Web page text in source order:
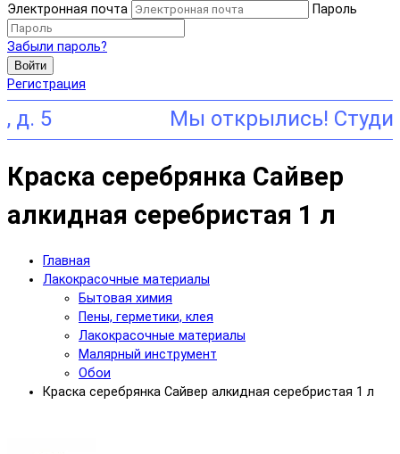
Электронная почта
Пароль
Забыли пароль?
Войти
Регистрация
Краска серебрянка Сайвер
алкидная серебристая 1 л
Главная
Лакокрасочные материалы
Бытовая химия
Пены, герметики, клея
Лакокрасочные материалы
Малярный инструмент
Обои
Краска серебрянка Сайвер алкидная серебристая 1 л